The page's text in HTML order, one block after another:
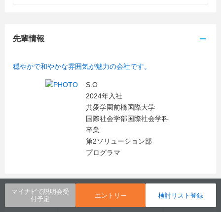
マイナビで説明会受
付予定
エントリー 検討リスト登録
先輩情報
穏やかで和やかな雰囲気が魅力の会社です。
S.O
2024年入社
共愛学園前橋国際大学
国際社会学部国際社会学科
卒業
第2ソリューション部
プログラマ
会社概要